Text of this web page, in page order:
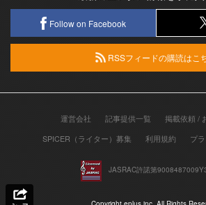
Follow on Facebook
RSSフィードの購読はこ
運営会社 記事提供一覧
掲載依頼 /
SPICER（ライター）募集
利用規約 プ
JASRAC許諾第